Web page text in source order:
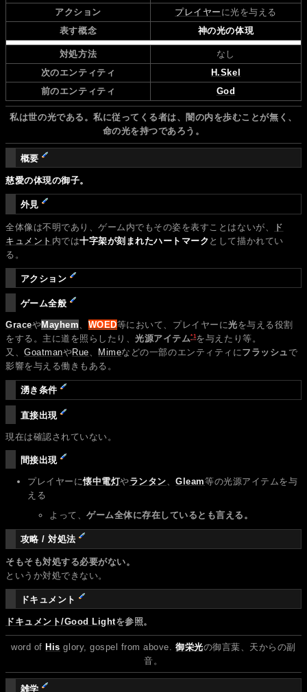
アクション
プレイヤー に光を与える
表す概念
神の光の体現
対処方法
なし
次のエンティティ
H.Skel
前のエンティティ
God
私は世の光である。私に従ってくる者は、闇の内を歩むことが無く、
命の光を持つであろう。
概要
慈愛の体現の御子。
外見
全体像は不明であり、ゲーム内でもその姿を表すことはないが、
ド
キュメント 内では十字架が刻まれたハートマーク として描かれてい
る。
アクション
ゲーム全般
GraceやMayhem、 WOED等において、プレイヤーに光を与える役割
をする。主に道を照らしたり、光源アイテム*1を与えたり等。
又、GoatmanやRue、 Mimeなどの一部のエンティティにフラッシュ で
影響を与える働きもある。
湧き条件
直接出現
現在は確認されていない。
間接出現
プレイヤーに懐中電灯やランタン、Gleam等の光源アイテムを与
える
よって、ゲーム全体に存在しているとも言える。
攻略 / 対処法
そもそも対処する必要がない。
というか対処できない。
ドキュメント
ドキュメント/Good Lightを参照。
word ofHis glory, gospel from above. 御栄光の御言葉、天からの副
音。
雑学